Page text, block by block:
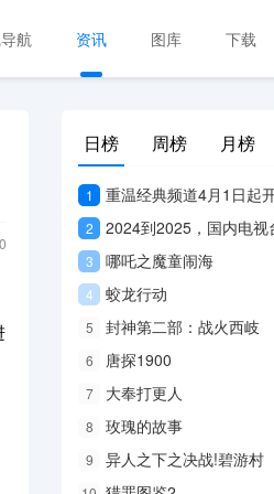
航 资讯 图库 下载
0
日榜 周榜 月榜
1 重温经典频道4月1日起
2 2024到2025，国内电视
3 哪吒之魔童闹海
4 蛟龙行动
5 封神第二部：战火西岐
6 唐探1900
7 大奉打更人
8 玫瑰的故事
9 异人之下之决战!碧游村